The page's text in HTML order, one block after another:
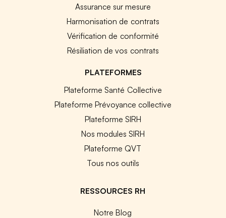
Assurance sur mesure
Harmonisation de contrats
Vérification de conformité
Résiliation de vos contrats
PLATEFORMES
Plateforme Santé Collective
Plateforme Prévoyance collective
Plateforme SIRH
Nos modules SIRH
Plateforme QVT
Tous nos outils
RESSOURCES RH
Notre Blog